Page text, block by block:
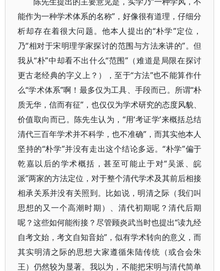
能作为一种学术体系的名称”，好像很有道理，仔细分
析却存在着很大问题。他本人提出的“朴学”定位，
乃“相对于宋明理学家探讨的范围与方法来讲的”。但
我从“朴”中却看不出什么“范围”（难道是局限在探讨
更古老经典的字义上？），至于“方法”也不能算作什
么“学术体系”啊！最多仅为工具、手段而已。所谓“朴
质无华，信而有征”，也仅仅为学术研究的态度风貌、
价值取向而已。陈先生认为，“用‘考证学’来概括总结
清代三百年学术并不科学，也不准确”，而其实他本人
坚持的“朴学”并没有走出这个结论多远。“朴学”偏于
乾嘉以后的学术概括，甚至可能止于对“吴派、皖
派”两家的方法定位，对于整个清代学术及其前后相接
相承关系并没有关照到。比如说，明清之际（我们叫
思想的又一个高潮时期）、清代初期呢？清代后期
呢？这些如何能衔接？尽管顾炎武当时也提出“读九经
自考文始，考文自知音始”，似有学术转向的意义，而
其实明清之际的思想大家遵循朱陆传统（或合会朱
王）仍然较为显著。我以为，不能把宋明与清代简单